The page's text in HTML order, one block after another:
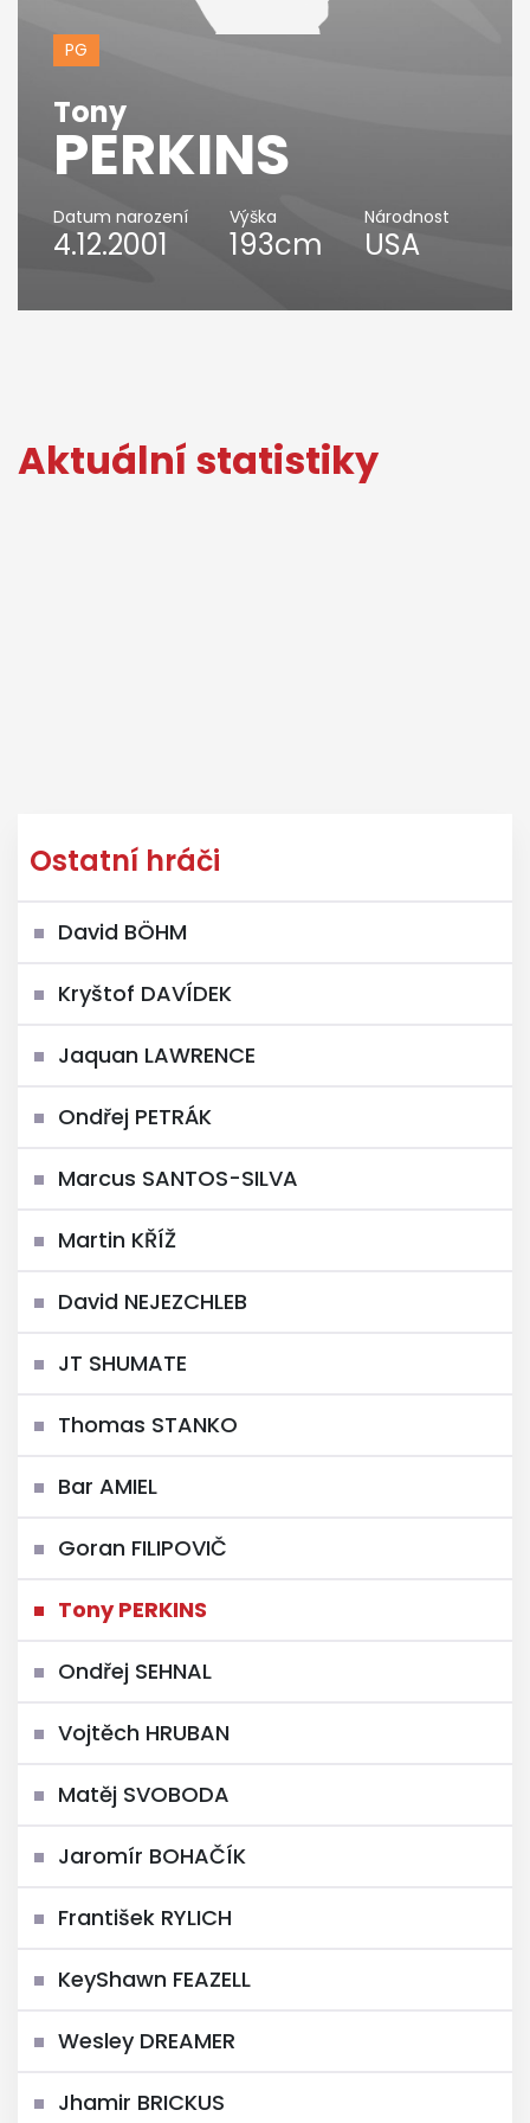
PG
Tony
PERKINS
Datum narození
4.12.2001
Výška
193cm
Národnost
USA
Aktuální statistiky
Ostatní hráči
David BÖHM
Kryštof DAVÍDEK
Jaquan LAWRENCE
Ondřej PETRÁK
Marcus SANTOS-SILVA
Martin KŘÍŽ
David NEJEZCHLEB
JT SHUMATE
Thomas STANKO
Bar AMIEL
Goran FILIPOVIČ
Tony PERKINS
Ondřej SEHNAL
Vojtěch HRUBAN
Matěj SVOBODA
Jaromír BOHAČÍK
František RYLICH
KeyShawn FEAZELL
Wesley DREAMER
Jhamir BRICKUS